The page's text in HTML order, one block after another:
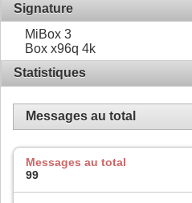
Signature
MiBox 3
Box x96q 4k
Statistiques
Messages au total
Messages au total
99